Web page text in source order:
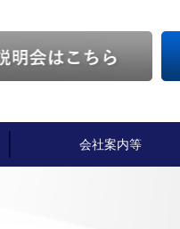
会社案内等